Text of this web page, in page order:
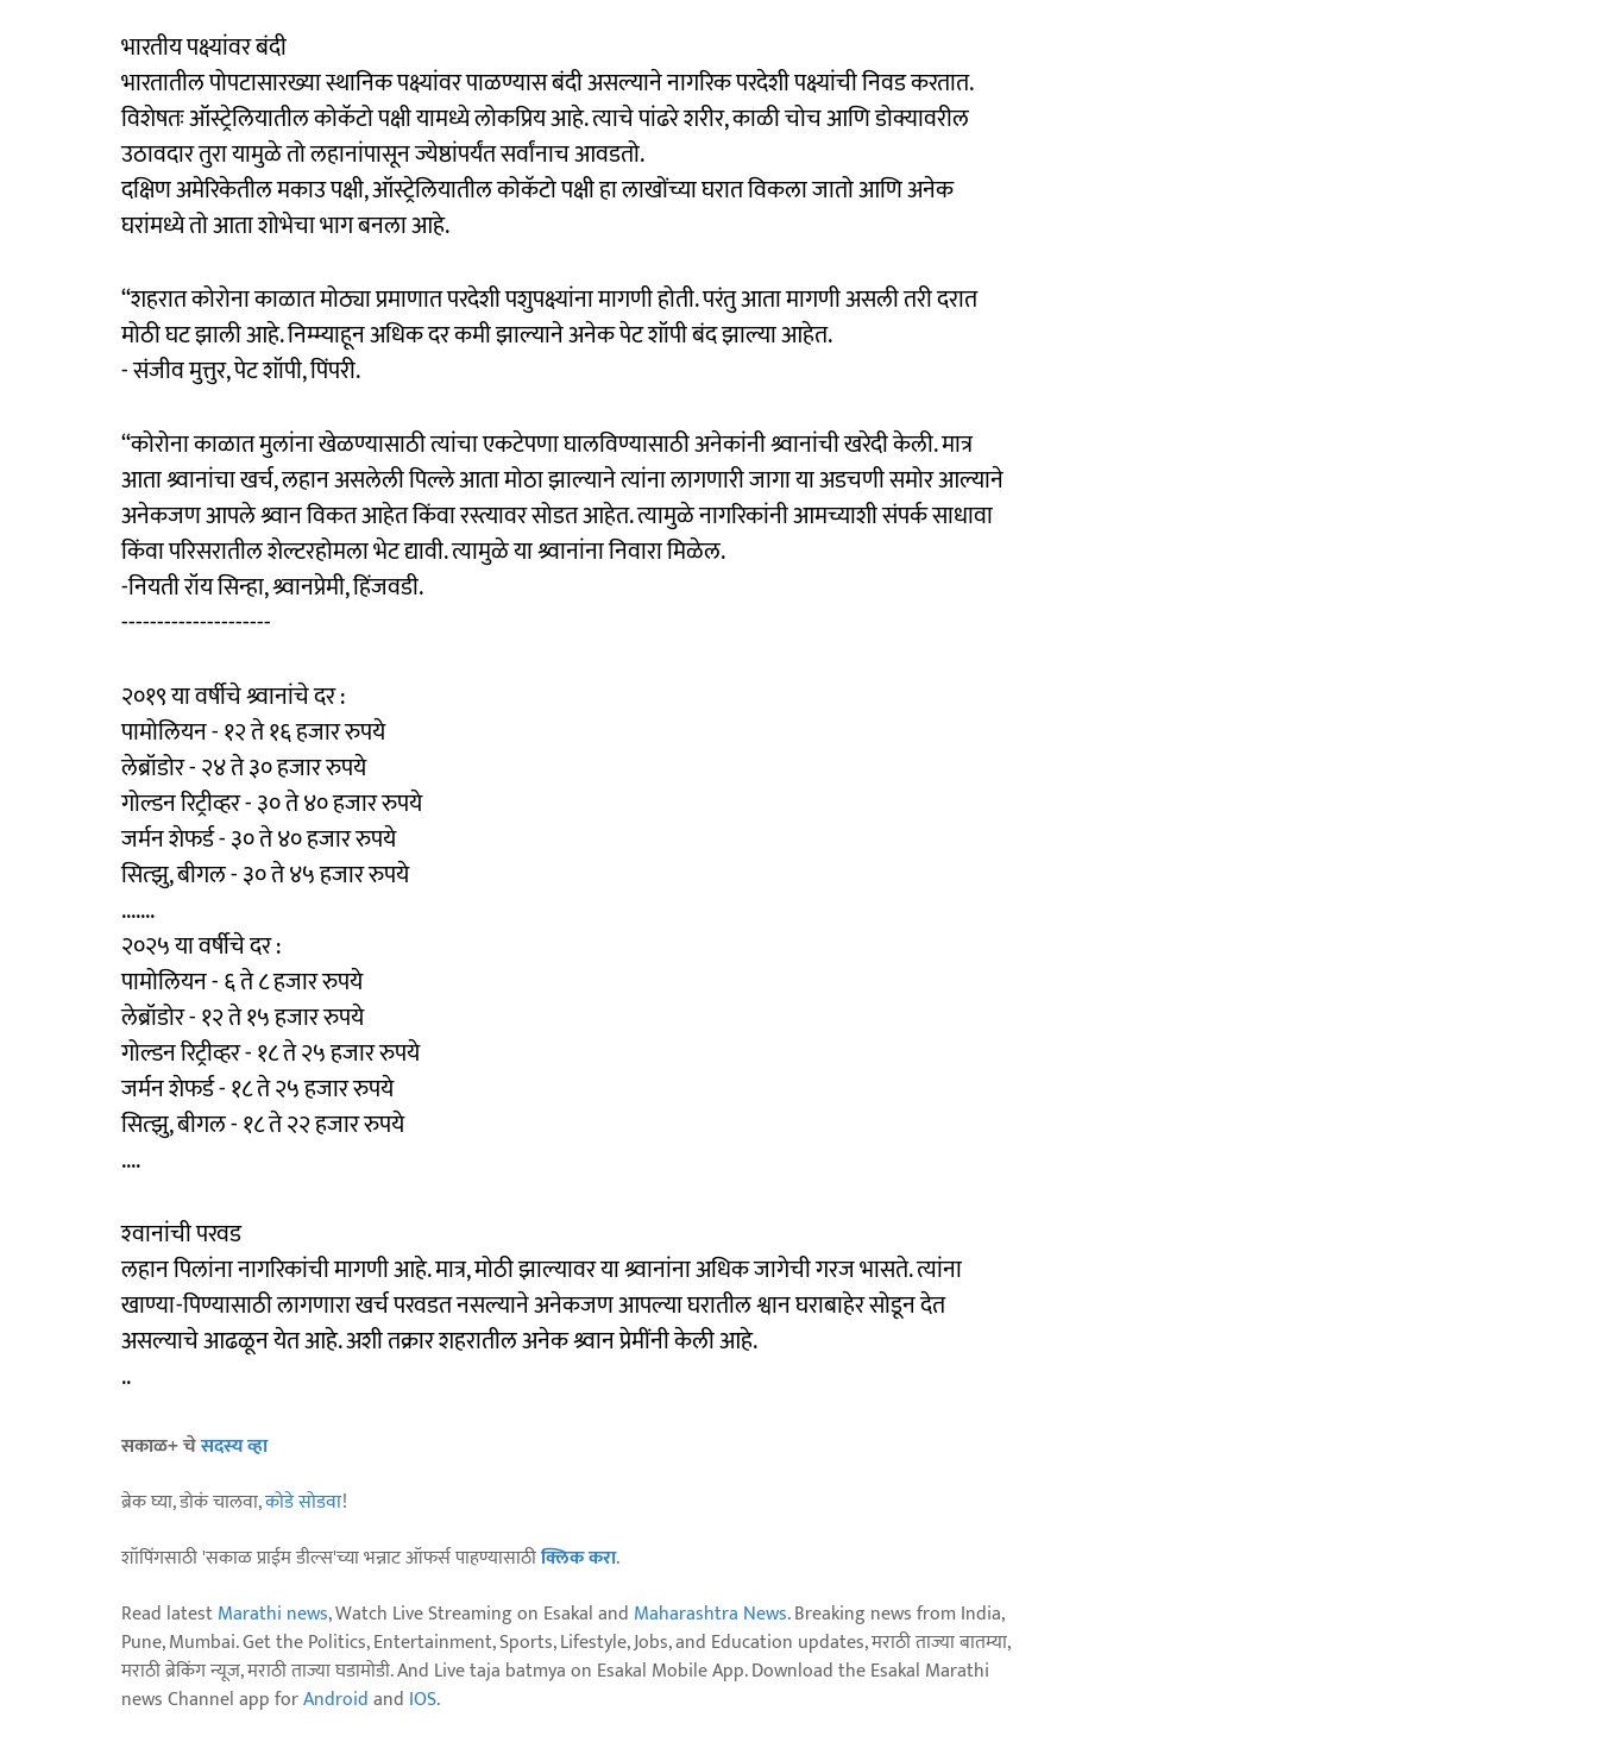
भारतीय पक्ष्यांवर बंदी
भारतातील पोपटासारख्या स्थानिक पक्ष्यांवर पाळण्यास बंदी असल्याने नागरिक परदेशी पक्ष्यांची निवड करतात.
विशेषतः ऑस्ट्रेलियातील कोकॅटो पक्षी यामध्ये लोकप्रिय आहे. त्याचे पांढरे शरीर, काळी चोच आणि डोक्यावरील
उठावदार तुरा यामुळे तो लहानांपासून ज्येष्ठांपर्यंत सर्वांनाच आवडतो.
दक्षिण अमेरिकेतील मकाउ पक्षी, ऑस्ट्रेलियातील कोकॅटो पक्षी हा लाखोंच्या घरात विकला जातो आणि अनेक
घरांमध्ये तो आता शोभेचा भाग बनला आहे.
‘‘शहरात कोरोना काळात मोठ्या प्रमाणात परदेशी पशुपक्ष्यांना मागणी होती. परंतु आता मागणी असली तरी दरात
मोठी घट झाली आहे. निम्म्याहून अधिक दर कमी झाल्याने अनेक पेट शॉपी बंद झाल्या आहेत.
- संजीव मुत्तुर, पेट शॉपी, पिंपरी.
‘‘कोरोना काळात मुलांना खेळण्यासाठी त्यांचा एकटेपणा घालविण्यासाठी अनेकांनी श्र्वानांची खरेदी केली. मात्र
आता श्र्वानांचा खर्च, लहान असलेली पिल्ले आता मोठा झाल्याने त्यांना लागणारी जागा या अडचणी समोर आल्याने
अनेकजण आपले श्र्वान विकत आहेत किंवा रस्त्यावर सोडत आहेत. त्यामुळे नागरिकांनी आमच्याशी संपर्क साधावा
किंवा परिसरातील शेल्टरहोमला भेट द्यावी. त्यामुळे या श्र्वानांना निवारा मिळेल.
-नियती रॉय सिन्हा, श्र्वानप्रेमी, हिंजवडी.
---------------------
२०१९ या वर्षीचे श्र्वानांचे दर :
पामोलियन - १२ ते १६ हजार रुपये
लेब्रॉडोर - २४ ते ३० हजार रुपये
गोल्डन रिट्रीव्हर - ३० ते ४० हजार रुपये
जर्मन शेफर्ड - ३० ते ४० हजार रुपये
सित्झु, बीगल - ३० ते ४५ हजार रुपये
.......
२०२५ या वर्षीचे दर :
पामोलियन - ६ ते ८ हजार रुपये
लेब्रॉडोर - १२ ते १५ हजार रुपये
गोल्डन रिट्रीव्हर - १८ ते २५ हजार रुपये
जर्मन शेफर्ड - १८ ते २५ हजार रुपये
सित्झु, बीगल - १८ ते २२ हजार रुपये
....
श्‍वानांची परवड
लहान पिलांना नागरिकांची मागणी आहे. मात्र, मोठी झाल्यावर या श्र्वानांना अधिक जागेची गरज भासते. त्यांना
खाण्या-पिण्यासाठी लागणारा खर्च परवडत नसल्याने अनेकजण आपल्या घरातील श्वान घराबाहेर सोडून देत
असल्याचे आढळून येत आहे. अशी तक्रार शहरातील अनेक श्र्वान प्रेमींनी केली आहे.
..
सकाळ+ चेसदस्य व्हा
ब्रेक घ्या, डोकं चालवा,कोडे सोडवा!
शॉपिंगसाठी 'सकाळ प्राईम डील्स'च्या भन्नाट ऑफर्स पाहण्यासाठीक्लिक करा.
Read latestMarathi news, Watch Live Streaming on Esakal and Maharashtra News. Breaking news from India,
Pune, Mumbai. Get the Politics, Entertainment, Sports, Lifestyle, Jobs, and Education updates, मराठी ताज्या बातम्या,
मराठी ब्रेकिंग न्यूज, मराठी ताज्या घडामोडी. And Live taja batmya on Esakal Mobile App. Download the Esakal Marathi
news Channel app forAndroidand IOS.